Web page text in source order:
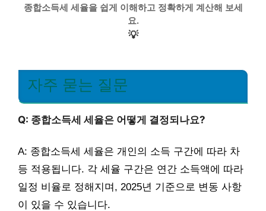
종합소득세 세율을 쉽게 이해하고 정확하게 계산해 보세
요.
💡
자주 묻는 질문
Q: 종합소득세 세율은 어떻게 결정되나요?
A: 종합소득세 세율은 개인의 소득 구간에 따라 차
등 적용됩니다. 각 세율 구간은 연간 소득액에 따라
일정 비율로 정해지며, 2025년 기준으로 변동 사항
이 있을 수 있습니다.